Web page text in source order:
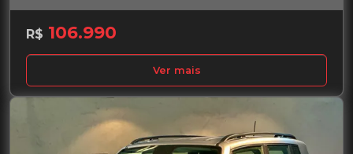
R$ 106.990
Ver mais